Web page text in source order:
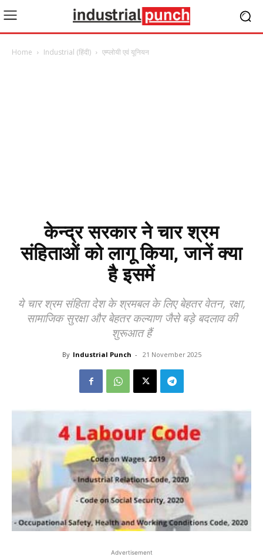
Home Industrial (हिंदी) एम्प्लोयी एवं यूनियन
केन्द्र सरकार ने चार श्रम
संहिताओं को लागू किया, जानें क्या
है इसमें
ये चार श्रम संहिता देश के श्रमबल के लिए बेहतर वेतन, रक्षा,
सामाजिक सुरक्षा और बेहतर कल्याण जैसे बड़े बदलाव की
शुरूआत हैं
By Industrial Punch - 21 November 2025
Advertisement